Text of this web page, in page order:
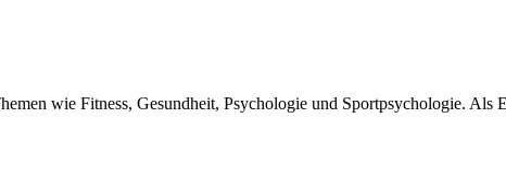
wie Fitness, Gesundheit, Psychologie und Sportpsychologie. Als